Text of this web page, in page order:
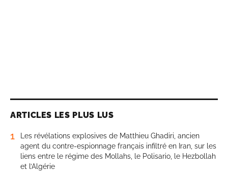
ARTICLES LES PLUS LUS
1
Les révélations explosives de Matthieu Ghadiri, ancien
agent du contre-espionnage français infiltré en Iran, sur les
liens entre le régime des Mollahs, le Polisario, le Hezbollah
et l’Algérie